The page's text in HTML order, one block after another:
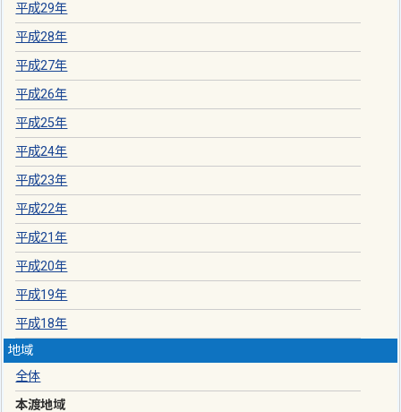
平成29年
平成28年
平成27年
平成26年
平成25年
平成24年
平成23年
平成22年
平成21年
平成20年
平成19年
平成18年
地域
全体
本渡地域